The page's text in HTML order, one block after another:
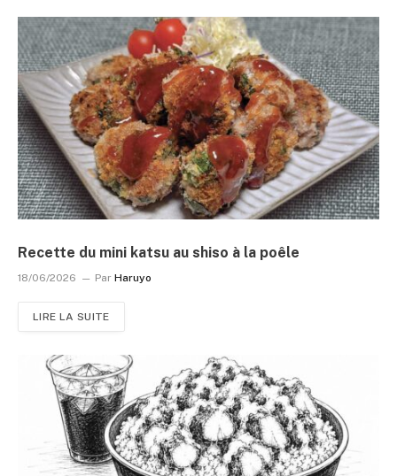
Recette du mini katsu au shiso à la poêle
18/06/2026 Par Haruyo
LIRE LA SUITE